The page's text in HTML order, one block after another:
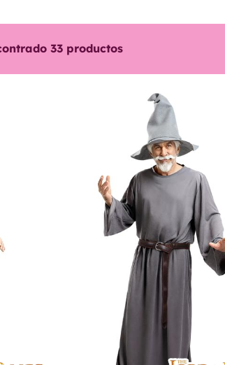
33productos